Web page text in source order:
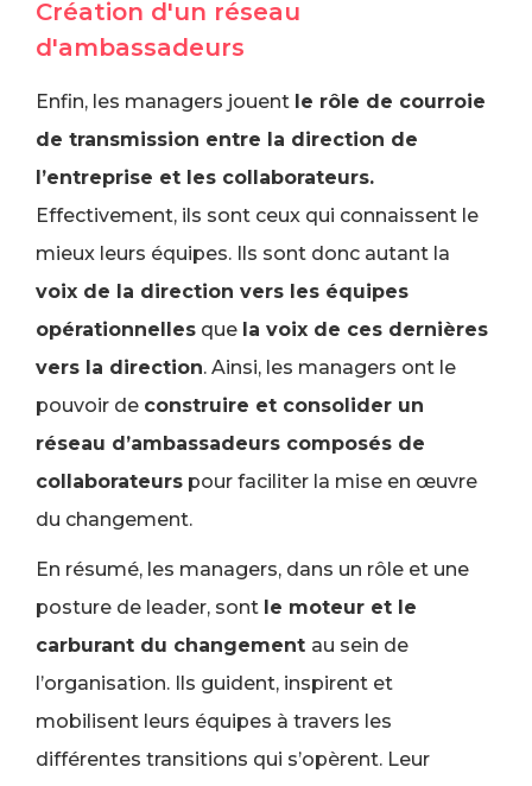
Création d'un réseau
d'ambassadeurs
Enfin, les managers jouent le rôle de courroie
de transmission entre la direction de
l’entreprise et les collaborateurs.
Effectivement, ils sont ceux qui connaissent le
mieux leurs équipes. Ils sont donc autant la
voix de la direction vers les équipes
opérationnelles que la voix de ces dernières
vers la direction. Ainsi, les managers ont le
pouvoir de construire et consolider un
réseau d’ambassadeurs composés de
collaborateurs pour faciliter la mise en œuvre
du changement.
En résumé, les managers, dans un rôle et une
posture de leader, sont le moteur et le
carburant du changement au sein de
l’organisation. Ils guident, inspirent et
mobilisent leurs équipes à travers les
différentes transitions qui s’opèrent. Leur